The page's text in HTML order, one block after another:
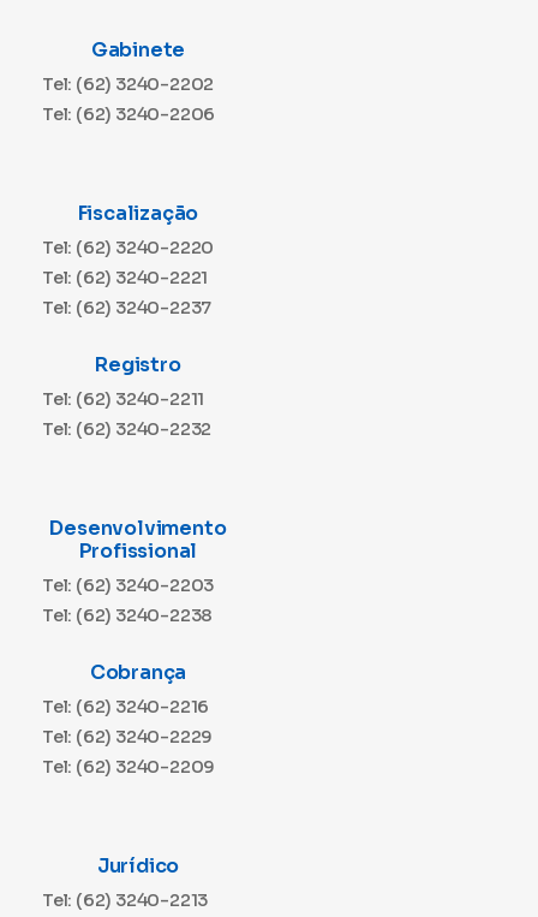
Gabinete
Tel: (62) 3240-2202
Tel: (62) 3240-2206
Fiscalização
Tel: (62) 3240-2220
Tel: (62) 3240-2221
Tel: (62) 3240-2237
Registro
Tel: (62) 3240-2211
Tel: (62) 3240-2232
Desenvolvimento
Profissional
Tel: (62) 3240-2203
Tel: (62) 3240-2238
Cobrança
Tel: (62) 3240-2216
Tel: (62) 3240-2229
Tel: (62) 3240-2209
Jurídico
Tel: (62) 3240-2213